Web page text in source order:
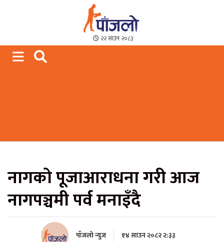
Paajalo News
We are from Far West Nepal
२२ साउन २०८३
नागको पूजाआराधना गरी आज
नागपञ्चमी पर्व मनाइँदै
पाँजलो न्युज १४ साउन २०८२ २:३३